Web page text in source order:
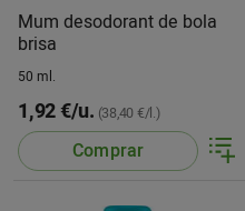
Mum desodorant de bola
brisa
50 ml.
1,92 €/u. (38,40 €/l.)
Comprar